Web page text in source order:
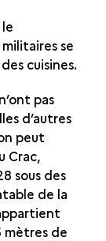
se
cuisines.
pas
d’autres
peut
Crac,
sous des
de la
mètres de